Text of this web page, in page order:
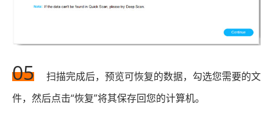
05
扫描完成后，预览可恢复的数据，勾选您需要的文
件，然后点击“恢复”将其保存回您的计算机。